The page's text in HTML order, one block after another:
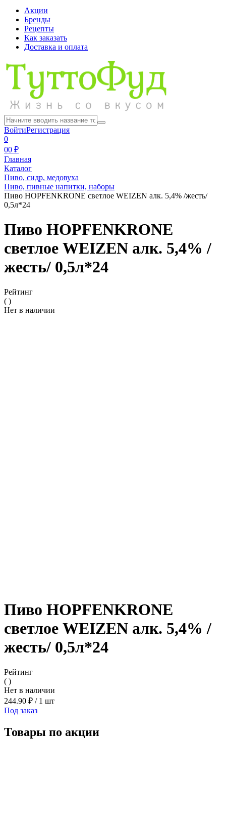
Акции
Бренды
Рецепты
Как заказать
Доставка и оплата
ВойтиРегистрация
0
00 ₽
Главная
Каталог
Пиво, сидр, медовуха
Пиво, пивные напитки, наборы
Пиво HOPFENKRONE светлое WEIZEN алк. 5,4% /жесть/
0,5л*24
Пиво HOPFENKRONE
светлое WEIZEN алк. 5,4% /
жесть/ 0,5л*24
Рейтинг
( )
Нет в наличии
Пиво HOPFENKRONE
светлое WEIZEN алк. 5,4% /
жесть/ 0,5л*24
Рейтинг
( )
Нет в наличии
244.90 ₽ /1 шт
Под заказ
Товары по акции